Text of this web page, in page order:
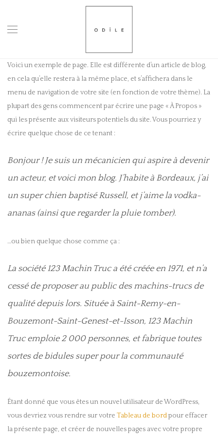
Voici un exemple de page. Elle est différente d’un article de blog,
en cela qu’elle restera à la même place, et s’affichera dans le
menu de navigation de votre site (en fonction de votre thème). La
plupart des gens commencent par écrire une page « À Propos »
qui les présente aux visiteurs potentiels du site. Vous pourriez y
écrire quelque chose de ce tenant :
Bonjour ! Je suis un mécanicien qui aspire à devenir
un acteur, et voici mon blog. J’habite à Bordeaux, j’ai
un super chien baptisé Russell, et j’aime la vodka-
ananas (ainsi que regarder la pluie tomber).
…ou bien quelque chose comme ça :
La société 123 Machin Truc a été créée en 1971, et n’a
cessé de proposer au public des machins-trucs de
qualité depuis lors. Située à Saint-Remy-en-
Bouzemont-Saint-Genest-et-Isson, 123 Machin
Truc emploie 2 000 personnes, et fabrique toutes
sortes de bidules super pour la communauté
bouzemontoise.
Étant donné que vous êtes un nouvel utilisateur de WordPress,
vous devriez vous rendre sur votre Tableau de bordpour effacer
la présente page, et créer de nouvelles pages avec votre propre